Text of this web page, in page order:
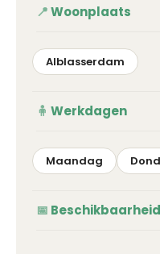
Woonplaats
Alblasserdam
Werkdagen
Maandag
Beschikbaarheid